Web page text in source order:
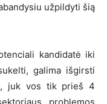
užpildyti šią
kandidatė iki
galima išgirsti
juk vos tik prieš 4
problemos